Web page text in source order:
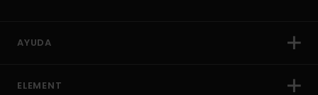
AYUDA
ELEMENT